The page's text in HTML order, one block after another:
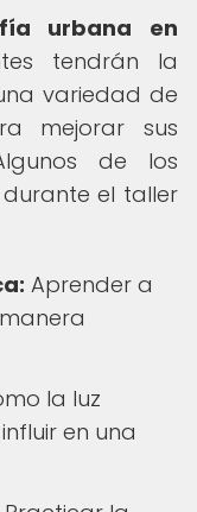
urbana en
tendrán la
variedad de
mejorar sus
de los
el taller
Aprender a
la luz
en una